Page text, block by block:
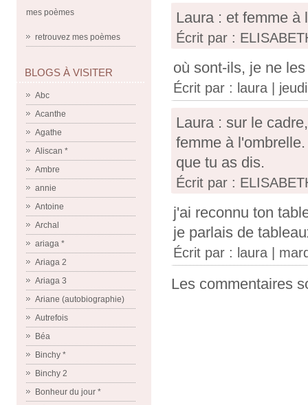
mes poèmes
retrouvez mes poèmes
BLOGS À VISITER
Abc
Acanthe
Agathe
Aliscan *
Ambre
annie
Antoine
Archal
ariaga *
Ariaga 2
Ariaga 3
Ariane (autobiographie)
Autrefois
Béa
Binchy *
Binchy 2
Bonheur du jour *
Laura : et femme à
Écrit par :
où sont-ils, je ne
Écrit par : laura |
Laura : sur le
femme à
que tu as dis.
Écrit par :
j'ai reconnu ton
je parlais de
Écrit par : laura |
Les commentaires